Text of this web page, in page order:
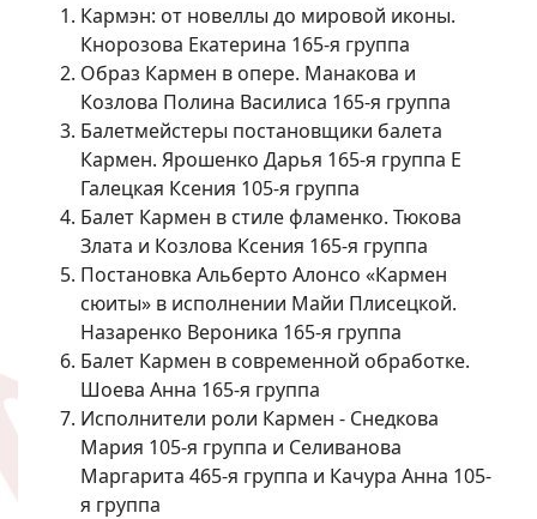
Кармэн: от новеллы до мировой иконы.
Кнорозова Екатерина 165-я группа
Образ Кармен в опере. Манакова и
Козлова Полина Василиса 165-я группа
Балетмейстеры постановщики балета
Кармен. Ярошенко Дарья 165-я группа E
Галецкая Ксения 105-я группа
Балет Кармен в стиле фламенко. Тюкова
Злата и Козлова Ксения 165-я группа
Постановка Альберто Алонсо «Кармен
сюиты» в исполнении Майи Плисецкой.
Назаренко Вероника 165-я группа
Балет Кармен в современной обработке.
Шоева Анна 165-я группа
Исполнители роли Кармен - Снедкова
Мария 105-я группа и Селиванова
Маргарита 465-я группа и Качура Анна 105-
я группа